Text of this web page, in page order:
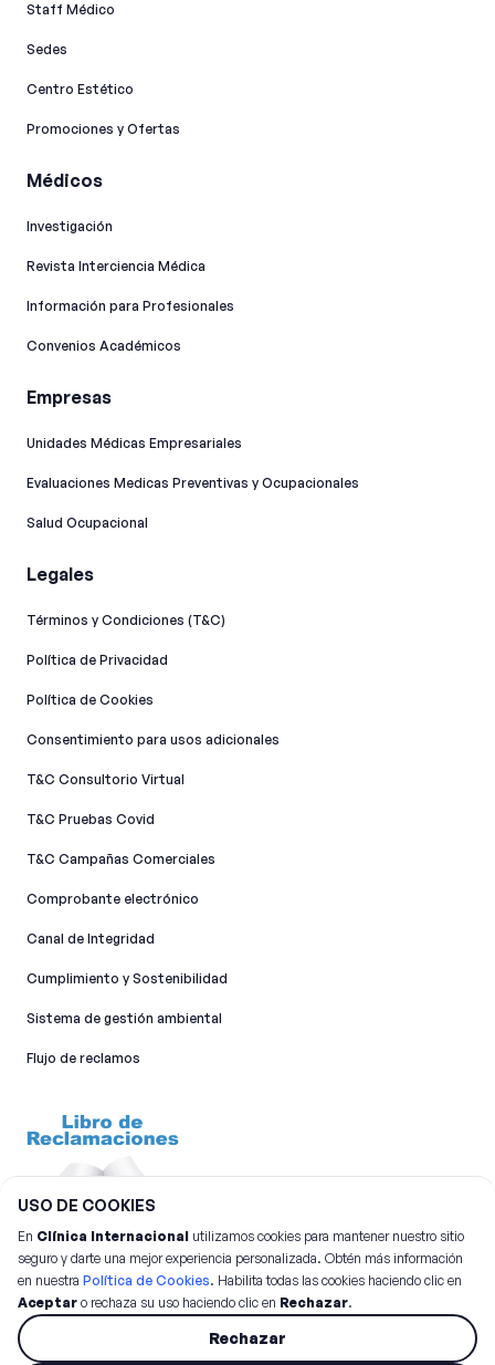
Staff Médico
Sedes
Centro Estético
Promociones y Ofertas
Médicos
Investigación
Revista Interciencia Médica
Información para Profesionales
Convenios Académicos
Empresas
Unidades Médicas Empresariales
Evaluaciones Medicas Preventivas y Ocupacionales
Salud Ocupacional
Legales
Términos y Condiciones (T&C)
Política de Privacidad
Política de Cookies
Consentimiento para usos adicionales
T&C Consultorio Virtual
T&C Pruebas Covid
T&C Campañas Comerciales
Comprobante electrónico
Canal de Integridad​
Cumplimiento y Sostenibilidad
Sistema de gestión ambiental
Flujo de reclamos
©2026Clínica Internacional.
Todos los derechos reservados
USO DE COOKIES
En Clínica Internacional utilizamos cookies para mantener nuestro sitio
seguro y darte una mejor experiencia personalizada. Obtén más información
en nuestra Política de Cookies. Habilita todas las cookies haciendo clic en
Aceptar o rechaza su uso haciendo clic en Rechazar.
Rechazar